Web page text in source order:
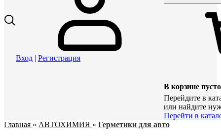
Вход | Регистрация
В корзине пусто
Перейдите в
или найдите
Перейти в
Главная » АВТОХИМИЯ » Герметики для авто